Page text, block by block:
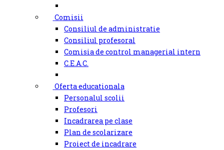
Comisii
Consiliul de administratie
Consiliul profesoral
Comisia de control managerial intern
C.E.A.C.
Oferta educationala
Personalul scolii
Profesori
Incadrarea pe clase
Plan de scolarizare
Proiect de incadrare